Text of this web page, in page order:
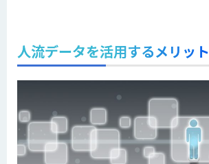
人流データを活用するメリット